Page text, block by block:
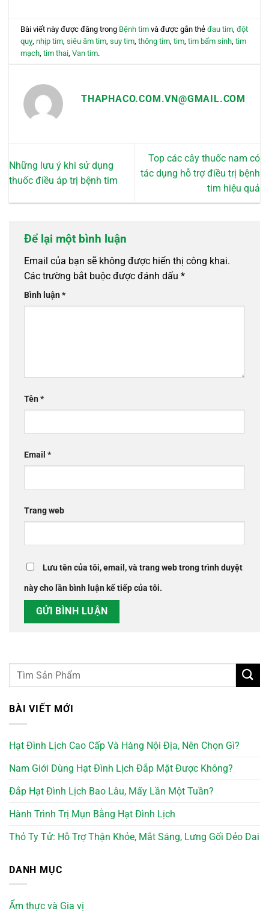
Bài viết này được đăng trong Bệnh tim và được gắn thẻđau tim ,đột
quỵ ,nhịp tim ,siêu âm tim ,suy tim ,thông tim ,tim ,tim bẩm sinh ,tim
mạch ,tim thai ,Van tim.
THAPHACO.COM.VN@GMAIL.COM
Những lưu ý khi sử dụng
thuốc điều áp trị bệnh tim
Top các cây thuốc nam có
tác dụng hỗ trợ điều trị bệnh
tim hiệu quả
Để lại một bình luận
Email của bạn sẽ không được hiển thị công khai.
Các trường bắt buộc được đánh dấu *
Bình luận*
Tên*
Email *
Trang web
Lưu tên của tôi, email, và trang web trong trình duyệt
này cho lần bình luận kế tiếp của tôi.
BÀI VIẾT MỚI
Hạt Đình Lịch Cao Cấp Và Hàng Nội Địa, Nên Chọn Gì?
Nam Giới Dùng Hạt Đình Lịch Đắp Mặt Được Không?
Đắp Hạt Đình Lịch Bao Lâu, Mấy Lần Một Tuần?
Hành Trình Trị Mụn Bằng Hạt Đình Lịch
Thỏ Ty Tử: Hỗ Trợ Thận Khỏe, Mắt Sáng, Lưng Gối Dẻo Dai
DANH MỤC
Ẩm thực và Gia vị